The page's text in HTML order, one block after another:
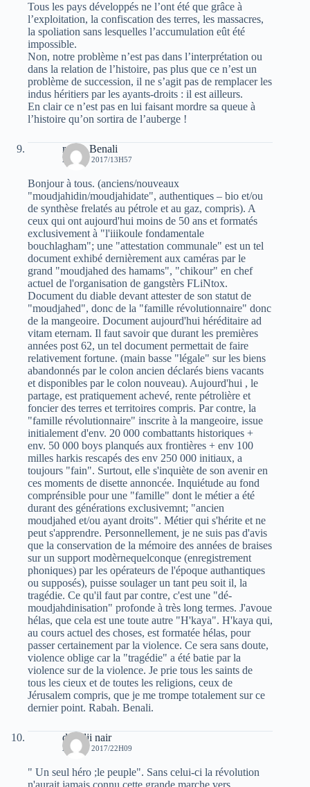
Tous les pays développés ne l’ont été que grâce à
l’exploitation, la confiscation des terres, les massacres,
la spoliation sans lesquelles l’accumulation eût été
impossible.
Non, notre problème n’est pas dans l’interprétation ou
dans la relation de l’histoire, pas plus que ce n’est un
problème de succession, il ne s’agit pas de remplacer les
indus héritiers par les ayants-droits : il est ailleurs.
En clair ce n’est pas en lui faisant mordre sa queue à
l’histoire qu’on sortira de l’auberge !
rabah Benali
29 JUIN 2017/13H57
Bonjour à tous. (anciens/nouveaux
"moudjahidin/moudjahidate", authentiques – bio et/ou
de synthèse frelatés au pétrole et au gaz, compris). A
ceux qui ont aujourd'hui moins de 50 ans et formatés
exclusivement à "l'iiikoule fondamentale
bouchlagham"; une "attestation communale" est un tel
document exhibé dernièrement aux caméras par le
grand "moudjahed des hamams", "chikour" en chef
actuel de l'organisation de gangstèrs FLiNtox.
Document du diable devant attester de son statut de
"moudjahed", donc de la "famille révolutionnaire" donc
de la mangeoire. Document aujourd'hui héréditaire ad
vitam eternam. Il faut savoir que durant les premières
années post 62, un tel document permettait de faire
relativement fortune. (main basse "légale" sur les biens
abandonnés par le colon ancien déclarés biens vacants
et disponibles par le colon nouveau). Aujourd'hui , le
partage, est pratiquement achevé, rente pétrolière et
foncier des terres et territoires compris. Par contre, la
"famille révolutionnaire" inscrite à la mangeoire, issue
initialement d'env. 20 000 combattants historiques +
env. 50 000 boys planqués aux frontières + env 100
milles harkis rescapés des env 250 000 initiaux, a
toujours "fain". Surtout, elle s'inquiète de son avenir en
ces moments de disette annoncée. Inquiétude au fond
comprénsible pour une "famille" dont le métier a été
durant des générations exclusivemnt; "ancien
moudjahed et/ou ayant droits". Métier qui s'hérite et ne
peut s'apprendre. Personnellement, je ne suis pas d'avis
que la conservation de la mémoire des années de braises
sur un support modèrnequelconque (enregistrement
phoniques) par les opérateurs de l'époque authantiques
ou supposés), puisse soulager un tant peu soit il, la
tragédie. Ce qu'il faut par contre, c'est une "dé-
moudjahdinisation" profonde à très long termes. J'avoue
hélas, que cela est une toute autre "H'kaya". H'kaya qui,
au cours actuel des choses, est formatée hélas, pour
passer certainement par la violence. Ce sera sans doute,
violence oblige car la "tragédie" a été batie par la
violence sur de la violence. Je prie tous les saints de
tous les cieux et de toutes les religions, ceux de
Jérusalem compris, que je me trompe totalement sur ce
dernier point. Rabah. Benali.
deradji nair
29 JUIN 2017/22H09
" Un seul héro ;le peuple". Sans celui-ci la révolution
n'aurait jamais connu cette grande marche vers